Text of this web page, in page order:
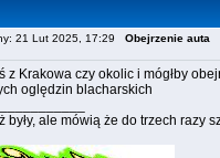
21 Lut 2025, 17:29 Obejrzenie auta
z Krakowa czy okolic i mógłby
oględzin blacharskich
były, ale mówią że do trzech razy